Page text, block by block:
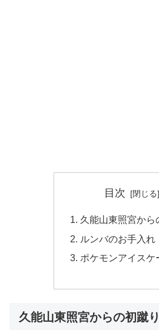
目次
久能山東照宮から
ルンバのお手入れ
ポケモンアイスケ
久能山東照宮からの初蹴り